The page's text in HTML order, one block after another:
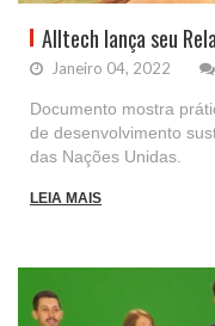
Alltech lança seu
Janeiro 04, 2022
Documento mostra
de desenvolvimento
das Nações Unidas.
LEIA MAIS